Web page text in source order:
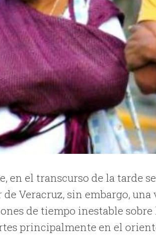
en el transcurso de la tarde
Veracruz, sin embargo, una
de tiempo inestable
principalmente en el